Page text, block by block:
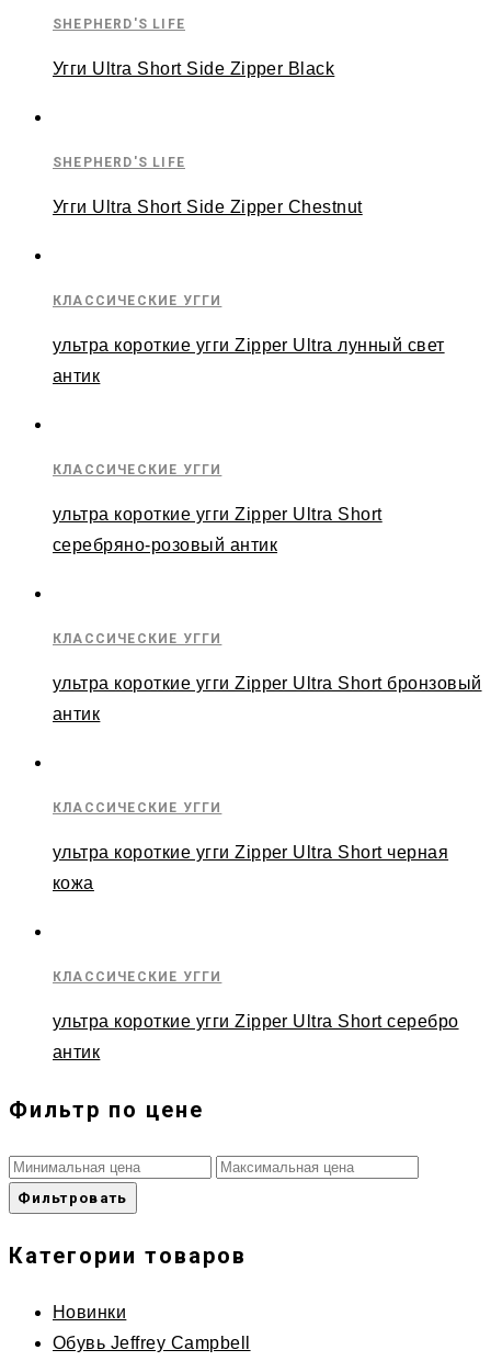
SHEPHERD'S LIFE
Угги Ultra Short Side Zipper Black
SHEPHERD'S LIFE
Угги Ultra Short Side Zipper Chestnut
КЛАССИЧЕСКИЕ УГГИ
ультра короткие угги Zipper Ultra лунный свет
антик
КЛАССИЧЕСКИЕ УГГИ
ультра короткие угги Zipper Ultra Short
серебряно-розовый антик
КЛАССИЧЕСКИЕ УГГИ
ультра короткие угги Zipper Ultra Short бронзовый
антик
КЛАССИЧЕСКИЕ УГГИ
ультра короткие угги Zipper Ultra Short черная
кожа
КЛАССИЧЕСКИЕ УГГИ
ультра короткие угги Zipper Ultra Short серебро
антик
Фильтр по цене
Фильтровать
Категории товаров
Новинки
Обувь Jeffrey Campbell